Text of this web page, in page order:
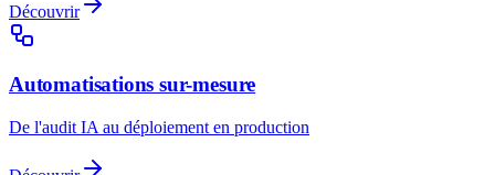
Découvrir
Automatisations sur-mesure
De l'audit IA au déploiement en production